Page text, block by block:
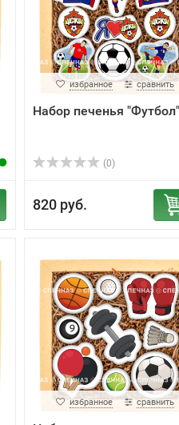
избранное сравнить
Набор печенья
(0)
820 руб.
избранное сравнить